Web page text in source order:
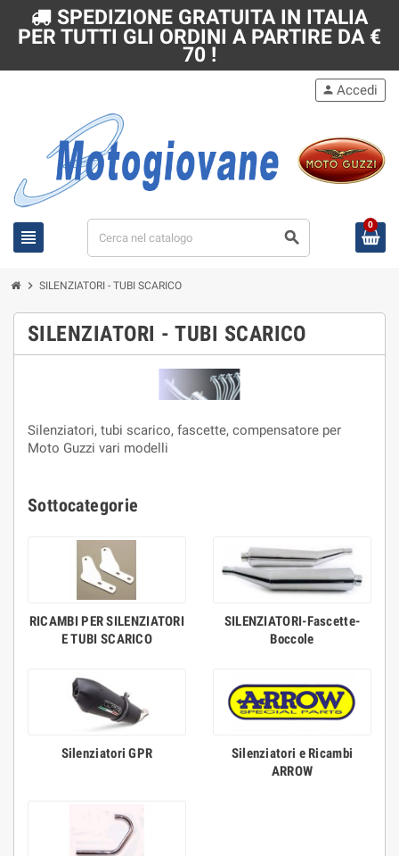
SPEDIZIONE GRATUITA IN ITALIA
PER TUTTI GLI ORDINI A PARTIRE DA €
70 !
view_headline search
person Accedi
0
chevron_right SILENZIATORI - TUBI SCARICO
SILENZIATORI - TUBI SCARICO
Silenziatori, tubi scarico, fascette, compensatore per
Moto Guzzi vari modelli
Sottocategorie
RICAMBI PER SILENZIATORI
E TUBI SCARICO
SILENZIATORI-Fascette-
Boccole
Silenziatori GPR
Silenziatori e Ricambi
ARROW